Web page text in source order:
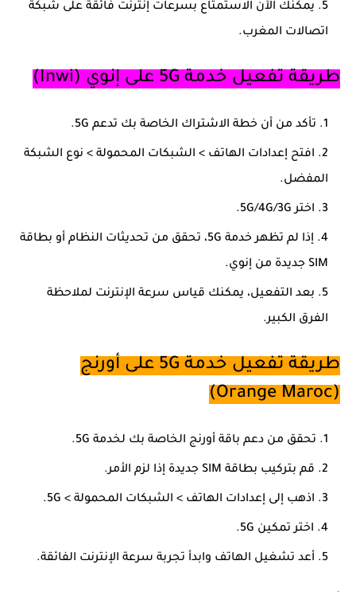
يمكنك الآن الاستمتاع بسرعات إنترنت فائقة على شبكة
اتصالات المغرب.
طريقة تفعيل خدمة 5G على إنوي (Inwi)
تأكد من أن خطة الاشتراك الخاصة بك تدعم 5G.
افتح إعدادات الهاتف > الشبكات المحمولة > نوع الشبكة
المفضل.
اختر5G/4G/3G
.
إذا لم تظهر خدمة 5G، تحقق من تحديثات النظام أو بطاقة
SIM جديدة من إنوي.
بعد التفعيل، يمكنك قياس سرعة الإنترنت لملاحظة
الفرق الكبير.
طريقة تفعيل خدمة 5G على أورنج
(Orange Maroc)
تحقق من دعم باقة أورنج الخاصة بك لخدمة 5G.
قم بتركيب بطاقة SIM جديدة إذا لزم الأمر.
اذهب إلى إعدادات الهاتف > الشبكات المحمولة >
5G
.
اخترتمكين 5G .
أعد تشغيل الهاتف وابدأ تجربة سرعة الإنترنت الفائقة.